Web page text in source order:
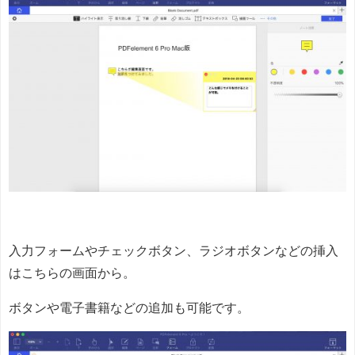
入力フォームやチェックボタン、ラジオボタンなどの挿入
はこちらの画面から。
ボタンや電子書籍などの追加も可能です。